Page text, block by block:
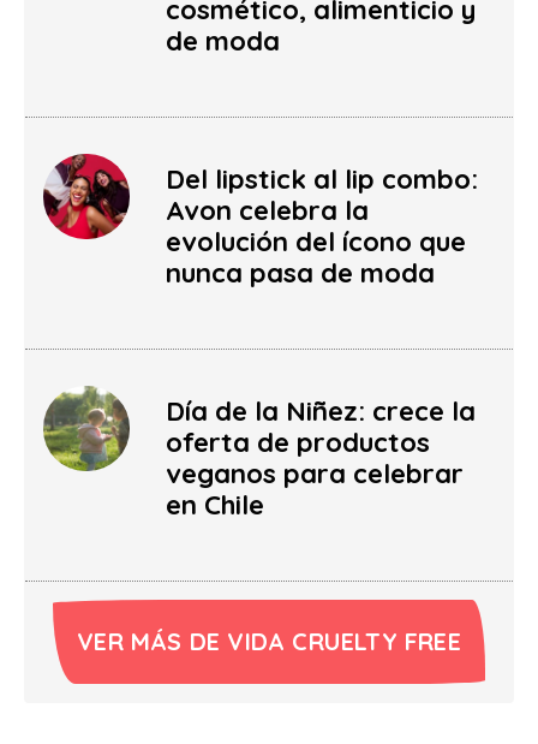
cosmético, alimenticio y
de moda
Del lipstick al lip combo:
Avon celebra la
evolución del ícono que
nunca pasa de moda
Día de la Niñez: crece la
oferta de productos
veganos para celebrar
en Chile
VER MÁS DE VIDA CRUELTY FREE